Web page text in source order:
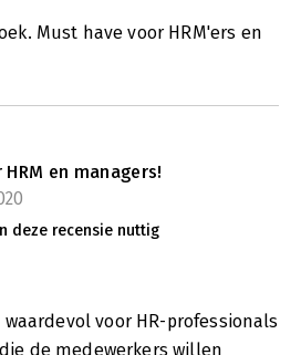
Must have voor HRM'ers en
en managers!
deze recensie nuttig
voor HR-professionals
de medewerkers willen